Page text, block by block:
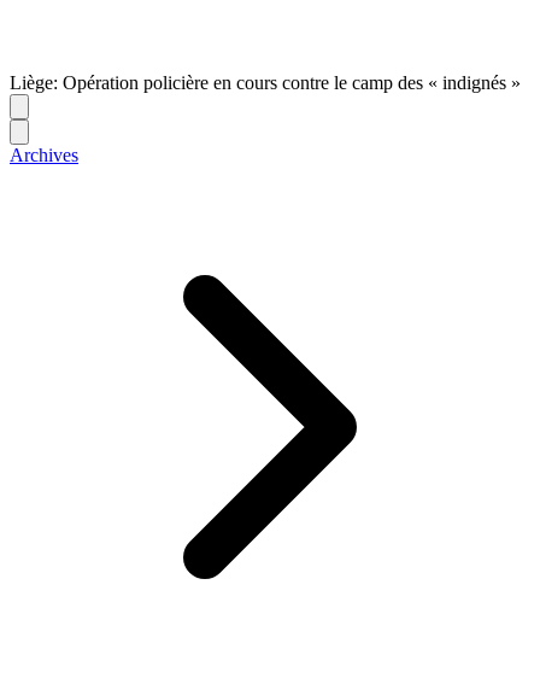
Liège: Opération policière en cours contre le camp des « indignés »
Archives